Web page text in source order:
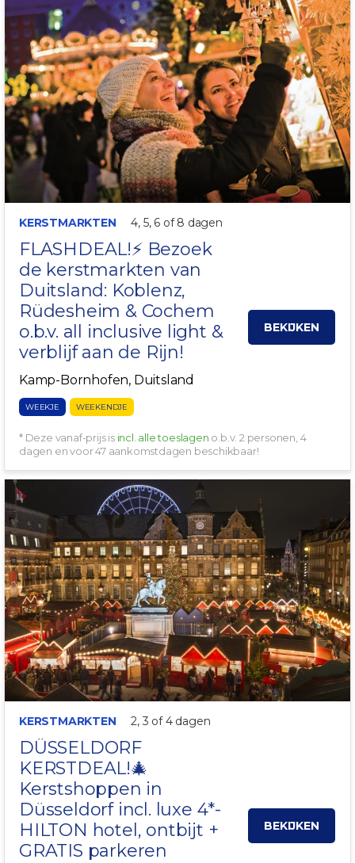
ALL-INCLUSIVE LIGHT!
KERSTMARKTEN 4, 5, 6 of 8 dagen
FLASHDEAL!⚡ Bezoek
de kerstmarkten van
Duitsland: Koblenz,
Rüdesheim & Cochem
o.b.v. all inclusive light &
verblijf aan de Rijn!
Kamp-Bornhofen, Duitsland
WEEKJE WEEKENDJE
BEKIJKEN
* Deze vanaf-prijs is incl. alle toeslagen o.b.v. 2 personen, 4
dagen en voor 47 aankomstdagen beschikbaar!
LUXE 4*-HILTON HOTEL
KERSTMARKTEN 2, 3 of 4 dagen
DÜSSELDORF
KERSTDEAL!🎄
Kerstshoppen in
Düsseldorfincl. luxe 4*-
HILTON hotel, ontbijt +
GRATIS parkeren
BEKIJKEN